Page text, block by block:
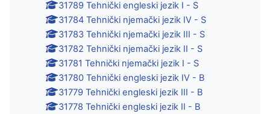
31789 Tehnički engleski jezik I - S
31784 Tehnički njemački jezik IV - S
31783 Tehnički njemački jezik III - S
31782 Tehnički njemački jezik II - S
31781 Tehnički njemački jezik I - S
31780 Tehnički engleski jezik IV - B
31779 Tehnički engleski jezik III - B
31778 Tehnički engleski jezik II - B